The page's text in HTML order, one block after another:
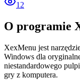
12
O programie
XexMenu jest
Windows dla
niestandardowego
gry z komputera.